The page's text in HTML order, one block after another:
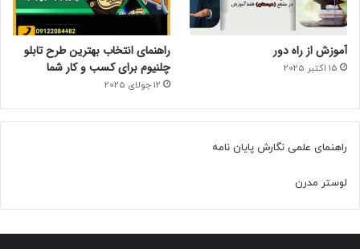
آموزش از راه دور
15 اکتبر 2025
راهنمای انتخاب بهترین طرح تابلو
چلنیوم برای کسب و کار شما
12 جولای 2025
راهنمای علمی نگارش پایان نامه
لوستر مدرن